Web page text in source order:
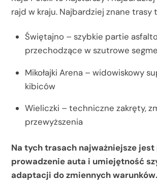
rajd w kraju. Najbardziej znane trasy
Świętajno – szybkie partie
przechodzące w szutrowe
Mikołajki Arena – widowiskowy
kibiców
Wieliczki – techniczne zakręty,
przewyższenia
Na tych trasach najważniejsze
prowadzenie auta i umiejętność
adaptacji do zmiennych warunków.